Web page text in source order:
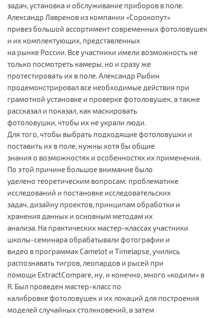
задач, установка и обслуживание приборов в поле.
Александр Лавренов из компании «Сорокопут»
привез большой ассортимент современных фотоловушек
и их комплектующих, представленных
на рынке России. Все участники имели возможность не
только посмотреть камеры, но и сразу же
протестировать их в поле. Александр Рыбин
продемонстрировал все необходимые действия при
грамотной установке и проверке фотоловушек, а также
рассказал и показал, как маскировать
фотоловушки, чтобы их не украли люди.
Для того, чтобы выбрать подходящие фотоловушки и
поставить их в поле, нужны хотя бы общие
знания о возможностях и особенностях их применения.
По этой причине большое внимание было
уделено теоретическим вопросам: проблематике
исследований и постановке исследовательских
задач, дизайну проектов, принципам обработки и
хранения данных и основным методам их
анализа. На практических мастер-классах участники
школы-семинара обрабатывали фотографии и
видео в программах Camelot и Timelapse, учились
распознавать тигров, леопардов и рысей при
помощи ExtractCompare, ну, и конечно, много «кодили» в
R. Был проведен мастер-класс по
калибровке фотоловушек и их локаций для построения
моделей случайных столкновений, а затем